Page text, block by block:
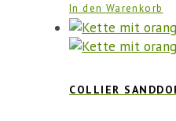
In den Warenkorb
COLLIER